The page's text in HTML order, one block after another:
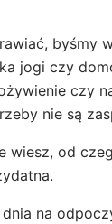
byśmy
jogi czy
czy
nie są
wiesz, od
na